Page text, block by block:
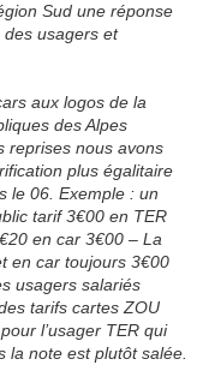
Sud une réponse
usagers et
aux logos de la
des Alpes
reprises nous avons
plus égalitaire
le 06. Exemple : un
tarif 3€00 en TER
en car 3€00 – La
en car toujours 3€00
usagers salariés
tarifs cartes ZOU
l’usager TER qui
la note est plutôt salée.